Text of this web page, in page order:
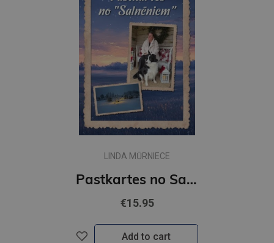
LINDA MŪRNIECE
Pastkartes no Salnēniem
€15.95
Add to cart